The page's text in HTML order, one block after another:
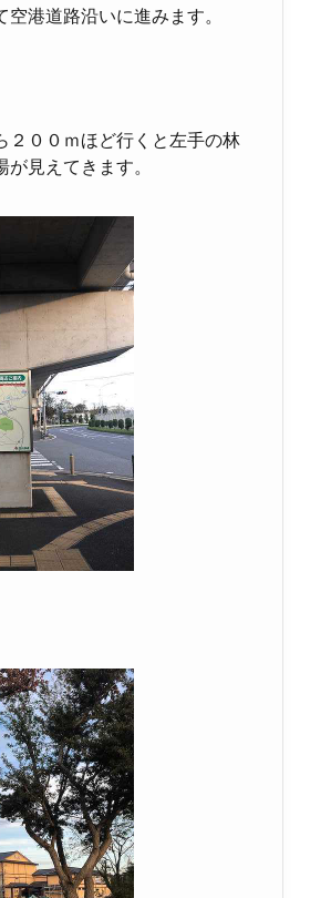
空港道路沿いに進みます。
２００ｍほど行くと左手の林
見えてきます。